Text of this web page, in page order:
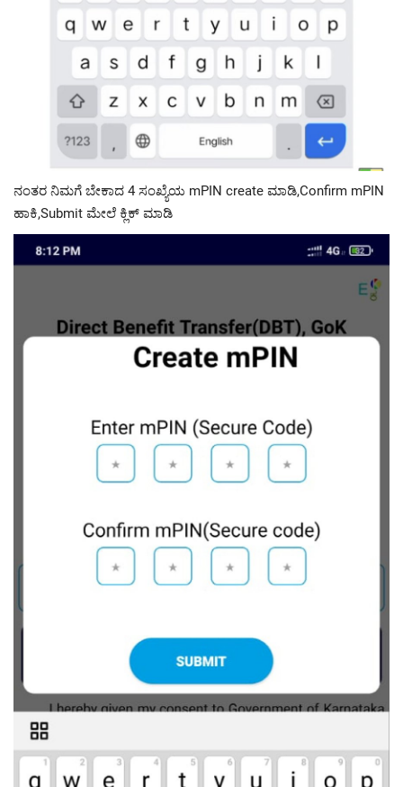
ನಂತರ ನಿಮಗೆ ಬೇಕಾದ 4 ಸಂಖ್ಯೆಯ mPIN create ಮಾಡಿ,Confirm mPIN
ಹಾಕಿ,Submit ಮೇಲೆ ಕ್ಲಿಕ್ ಮಾಡಿ